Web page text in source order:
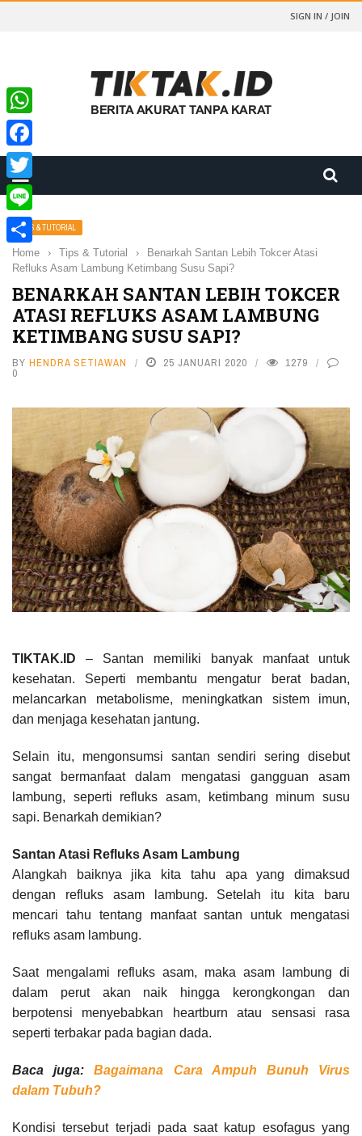
SIGN IN / JOIN
TIPS & TUTORIAL
Home › Tips & Tutorial ›
Benarkah Santan Lebih Tokcer Atasi
Refluks Asam Lambung Ketimbang Susu Sapi?
BENARKAH SANTAN LEBIH TOKCER
ATASI REFLUKS ASAM LAMBUNG
KETIMBANG SUSU SAPI?
BY HENDRA SETIAWAN 25 JANUARI 2020 1279
0
TIKTAK.ID – Santan memiliki banyak manfaat untuk
kesehatan. Seperti membantu mengatur berat badan,
melancarkan metabolisme, meningkatkan sistem imun,
dan menjaga kesehatan jantung.
Selain itu, mengonsumsi santan sendiri sering disebut
sangat bermanfaat dalam mengatasi gangguan asam
lambung, seperti refluks asam, ketimbang minum susu
sapi. Benarkah demikian?
Santan Atasi Refluks Asam Lambung
Alangkah baiknya jika kita tahu apa yang dimaksud
dengan refluks asam lambung. Setelah itu kita baru
mencari tahu tentang manfaat santan untuk mengatasi
refluks asam lambung.
Saat mengalami refluks asam, maka asam lambung di
dalam perut akan naik hingga kerongkongan dan
berpotensi menyebabkan heartburn atau sensasi rasa
seperti terbakar pada bagian dada.
Baca juga:Bagaimana Cara Ampuh Bunuh Virus
dalam Tubuh?
Kondisi tersebut terjadi pada saat katup esofagus yang
WhatsApp
Facebook
Twitter
Line
Share